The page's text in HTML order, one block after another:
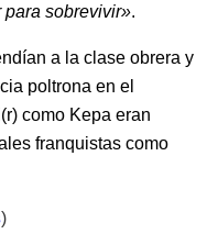
para sobrevivir».
a la clase obrera y
poltrona en el
como Kepa eran
franquistas como
)